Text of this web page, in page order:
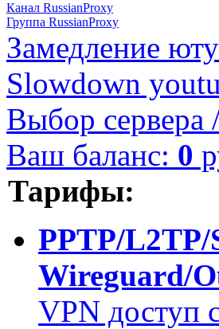
Канал RussianProxy
Группа RussianProxy
Замедление
Slowdown
Выбор сервера
Ваш баланс: 0
Тарифы:
PPTP/L2TP/
Wireguard/
VPN доступ